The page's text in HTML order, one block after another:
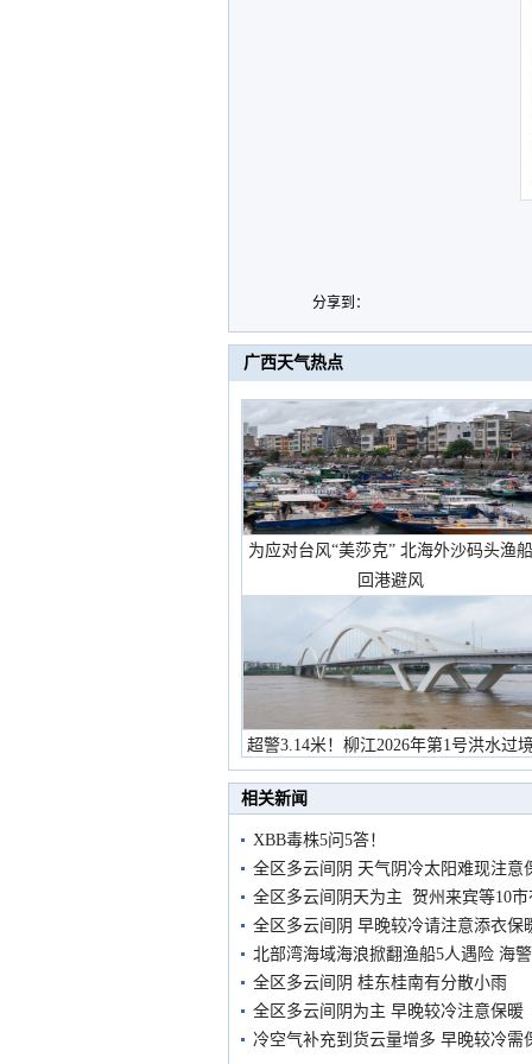
分享到：
广西天气热点
为应对台风“美莎克” 北海外沙码头渔船
回港避风
超警3.14米！柳江2026年第1号洪水过
市民在堤岸见证汛况
相关新闻
XBB毒株5问5答！
全区多云间阴 天气阴冷太阳难现注意
全区多云间阴天为主 贺州来宾等10
全区多云间阴 早晚较冷请注意添衣保
北部湾海域海浪掀翻渔船5人遇险 海
全区多云间阴 桂东桂南有分散小雨
全区多云间阴为主 早晚较冷注意保暖
冷空气补充到货云量增多 早晚较冷需